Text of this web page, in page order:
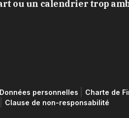
ou un calendrier trop
personnelles Charte de
Clause de non-responsabilité